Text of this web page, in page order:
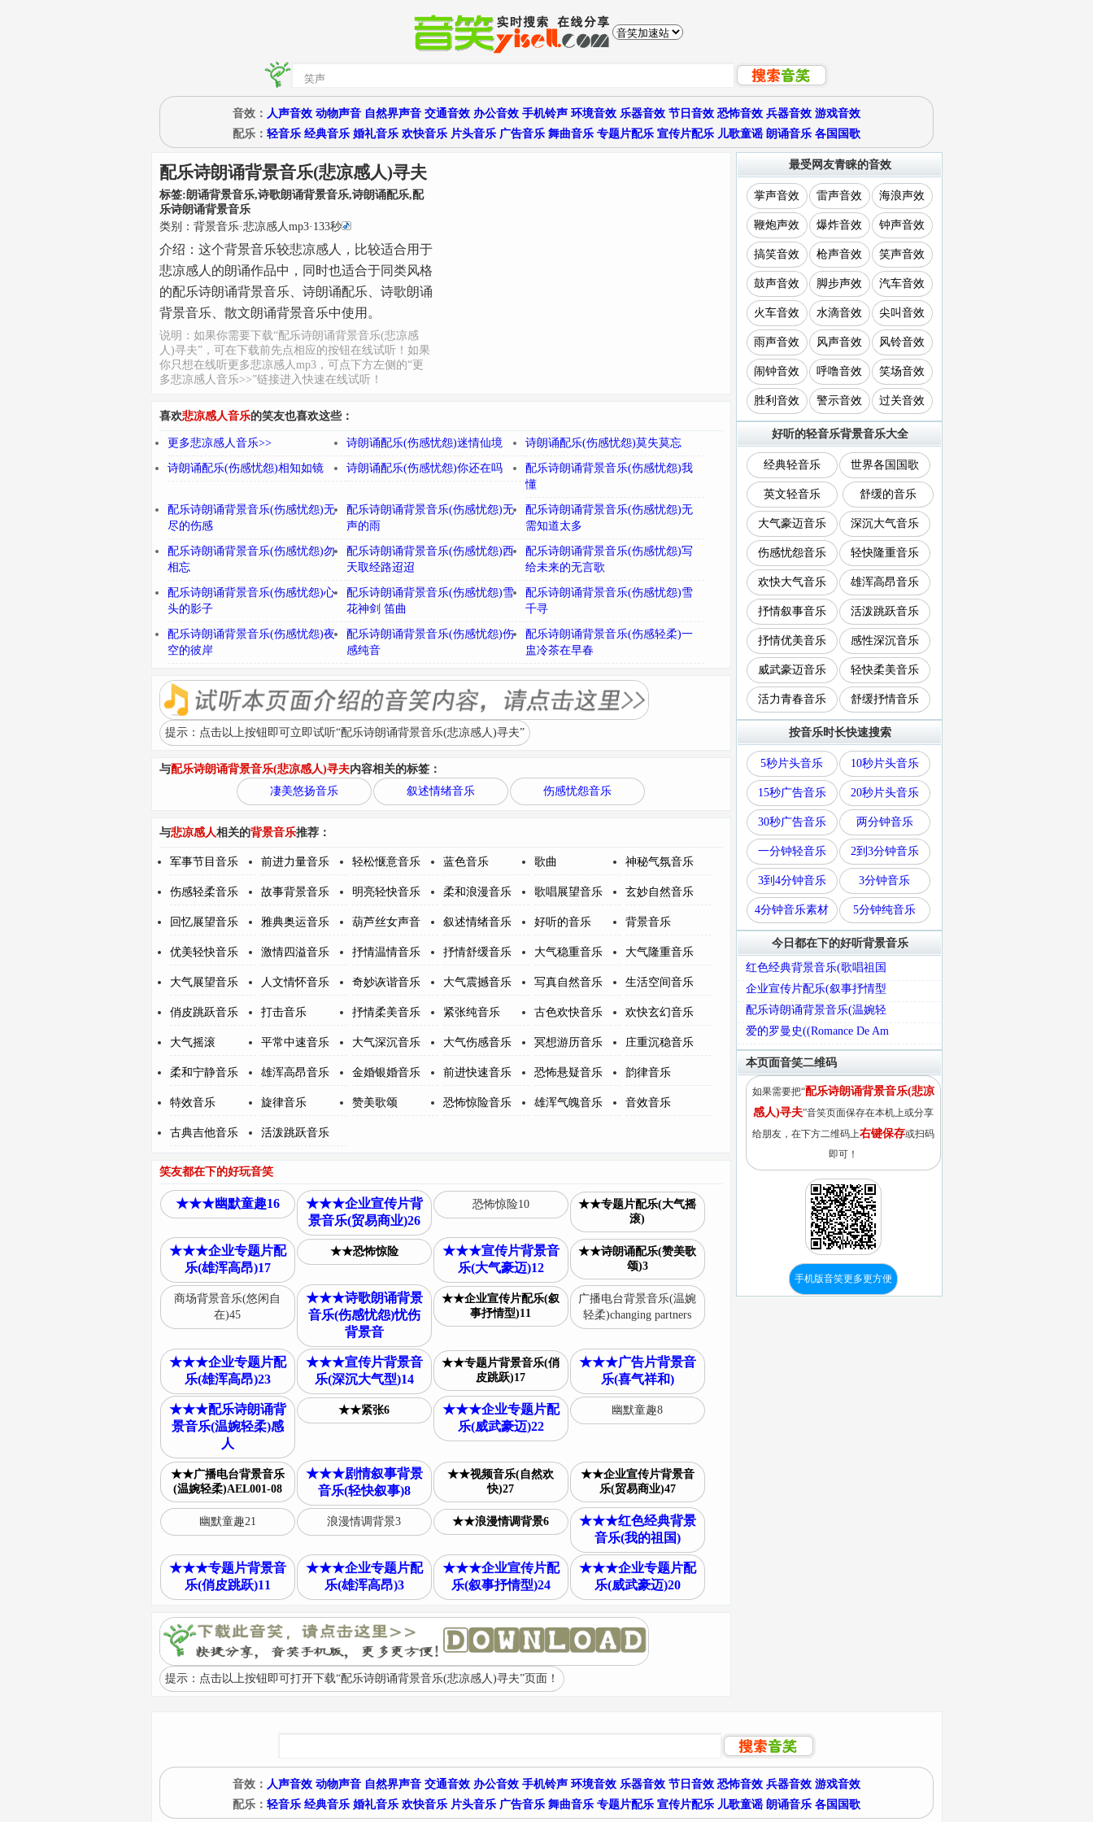
音效： 人声音效 动物声音 自然界声音 交通音效 办公音效 手机铃声 环境音效 乐器音效 节日音效 恐怖音效 兵器音效 游戏音效
配乐： 轻音乐 经典音乐 婚礼音乐 欢快音乐 片头音乐 广告音乐 舞曲音乐 专题片配乐 宣传片配乐 儿歌童谣 朗诵音乐 各国国歌
配乐诗朗诵背景音乐(悲凉感人)寻夫
标签: 朗诵背景音乐,诗歌朗诵背景音乐,诗朗诵配乐,配
乐诗朗诵背景音乐
类别： 背景音乐·悲凉感人mp3· 133秒
介绍： 这个背景音乐较悲凉感人，比较适合用于
悲凉感人的朗诵作品中，同时也适合于同类风格
的配乐诗朗诵背景音乐、诗朗诵配乐、诗歌朗诵
背景音乐、散文朗诵背景音乐中使用。
说明：如果你需要下载“配乐诗朗诵背景音乐(悲凉感
人)寻夫”，可在下载前先点相应的按钮在线试听！如果
你只想在线听更多悲凉感人mp3，可点下方左侧的“更
多悲凉感人音乐>>”链接进入快速在线试听！
喜欢悲凉感人音乐的笑友也喜欢这些：
更多悲凉感人音乐>> 诗朗诵配乐(伤感忧怨)迷情仙境 诗朗诵配乐(伤感忧怨)莫失莫忘
诗朗诵配乐(伤感忧怨)相知如镜 诗朗诵配乐(伤感忧怨)你还在吗
配乐诗朗诵背景音乐(伤感忧怨)我
懂
配乐诗朗诵背景音乐(伤感忧怨)无
尽的伤感
配乐诗朗诵背景音乐(伤感忧怨)无
声的雨
配乐诗朗诵背景音乐(伤感忧怨)无
需知道太多
配乐诗朗诵背景音乐(伤感忧怨)勿
相忘
配乐诗朗诵背景音乐(伤感忧怨)西
天取经路迢迢
配乐诗朗诵背景音乐(伤感忧怨)写
给未来的无言歌
配乐诗朗诵背景音乐(伤感忧怨)心
头的影子
配乐诗朗诵背景音乐(伤感忧怨)雪
花神剑 笛曲
配乐诗朗诵背景音乐(伤感忧怨)雪
千寻
配乐诗朗诵背景音乐(伤感忧怨)夜
空的彼岸
配乐诗朗诵背景音乐(伤感忧怨)伤
感纯音
配乐诗朗诵背景音乐(伤感轻柔)一
盅冷茶在早春
提示：点击以上按钮即可立即试听“配乐诗朗诵背景音乐(悲凉感人)寻夫”
与配乐诗朗诵背景音乐(悲凉感人)寻夫内容相关的标签：
凄美悠扬音乐
叙述情绪音乐 伤感忧怨音乐
与悲凉感人相关的背景音乐推荐：
军事节目音乐 前进力量音乐 轻松惬意音乐 蓝色音乐 歌曲 神秘气氛音乐
伤感轻柔音乐 故事背景音乐 明亮轻快音乐 柔和浪漫音乐 歌唱展望音乐 玄妙自然音乐
回忆展望音乐 雅典奥运音乐 葫芦丝女声音 叙述情绪音乐 好听的音乐 背景音乐
优美轻快音乐 激情四溢音乐 抒情温情音乐 抒情舒缓音乐 大气稳重音乐 大气隆重音乐
大气展望音乐 人文情怀音乐 奇妙诙谐音乐 大气震撼音乐 写真自然音乐 生活空间音乐
俏皮跳跃音乐 打击音乐 抒情柔美音乐 紧张纯音乐 古色欢快音乐 欢快玄幻音乐
大气摇滚 平常中速音乐 大气深沉音乐 大气伤感音乐 冥想游历音乐 庄重沉稳音乐
柔和宁静音乐 雄浑高昂音乐 金婚银婚音乐 前进快速音乐 恐怖悬疑音乐 韵律音乐
特效音乐 旋律音乐 赞美歌颂 恐怖惊险音乐 雄浑气魄音乐 音效音乐
古典吉他音乐 活泼跳跃音乐
笑友都在下的好玩音笑
★★★幽默童趣16
★★★企业宣传片背
景音乐(贸易商业)26
恐怖惊险10
★★专题片配乐(大气摇
滚)
★★★企业专题片配
乐(雄浑高昂)17
★★恐怖惊险
★★★宣传片背景音
乐(大气豪迈)12
★★诗朗诵配乐(赞美歌
颂)3
商场背景音乐(悠闲自
在)45
★★★诗歌朗诵背景
音乐(伤感忧怨)忧伤
背景音
★★企业宣传片配乐(叙
事抒情型)11
广播电台背景音乐(温婉
轻柔)changing partners
★★★企业专题片配
乐(雄浑高昂)23
★★★宣传片背景音
乐(深沉大气型)14
★★专题片背景音乐(俏
皮跳跃)17
★★★广告片背景音
乐(喜气祥和)
★★★配乐诗朗诵背
景音乐(温婉轻柔)感
人
★★紧张6
★★★企业专题片配
乐(威武豪迈)22
幽默童趣8
★★广播电台背景音乐
(温婉轻柔)AEL001-08
★★★剧情叙事背景
音乐(轻快叙事)8
★★视频音乐(自然欢
快)27
★★企业宣传片背景音
乐(贸易商业)47
幽默童趣21 浪漫情调背景3 ★★浪漫情调背景6
★★★红色经典背景
音乐(我的祖国)
★★★专题片背景音
乐(俏皮跳跃)11
★★★企业专题片配
乐(雄浑高昂)3
★★★企业宣传片配
乐(叙事抒情型)24
★★★企业专题片配
乐(威武豪迈)20
提示：点击以上按钮即可打开下载“配乐诗朗诵背景音乐(悲凉感人)寻夫”页面！
最受网友青睐的音效
掌声音效 雷声音效 海浪声效
鞭炮声效 爆炸音效 钟声音效
搞笑音效 枪声音效 笑声音效
鼓声音效 脚步声效 汽车音效
火车音效 水滴音效 尖叫音效
雨声音效 风声音效 风铃音效
闹钟音效 呼噜音效 笑场音效
胜利音效 警示音效 过关音效
好听的轻音乐背景音乐大全
经典轻音乐 世界各国国歌
英文轻音乐 舒缓的音乐
大气豪迈音乐 深沉大气音乐
伤感忧怨音乐 轻快隆重音乐
欢快大气音乐 雄浑高昂音乐
抒情叙事音乐 活泼跳跃音乐
抒情优美音乐 感性深沉音乐
威武豪迈音乐 轻快柔美音乐
活力青春音乐 舒缓抒情音乐
按音乐时长快速搜索
5秒片头音乐 10秒片头音乐
15秒广告音乐 20秒片头音乐
30秒广告音乐 两分钟音乐
一分钟轻音乐 2到3分钟音乐
3到4分钟音乐 3分钟音乐
4分钟音乐素材 5分钟纯音乐
今日都在下的好听背景音乐
红色经典背景音乐(歌唱祖国
企业宣传片配乐(叙事抒情型
配乐诗朗诵背景音乐(温婉轻
爱的罗曼史((Romance De Am
本页面音笑二维码
如果需要把“配乐诗朗诵背景音乐(悲凉
感人)寻夫”音笑页面保存在本机上或分享
给朋友，在下方二维码上右键保存或扫码
即可！
手机版音笑更多更方便
音效： 人声音效 动物声音 自然界声音 交通音效 办公音效 手机铃声 环境音效 乐器音效 节日音效 恐怖音效 兵器音效 游戏音效
配乐： 轻音乐 经典音乐 婚礼音乐 欢快音乐 片头音乐 广告音乐 舞曲音乐 专题片配乐 宣传片配乐 儿歌童谣 朗诵音乐 各国国歌